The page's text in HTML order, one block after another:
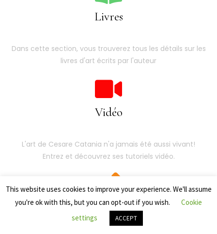
Livres
Dans cette section, vous trouverez tous les détails sur les
livres d'art écrits par l'auteur
Vidéo
L'art de Cesare Catania n'a jamais été aussi vivant!
Entrez et découvrez ses tutoriels vidéo.
Presse internationale
This website uses cookies to improve your experience. We'll assume
you're ok with this, but you can opt-out if you wish.
Cookie
settings
ACCEPT